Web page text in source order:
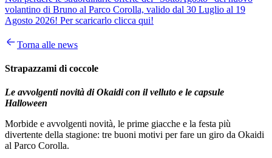
volantino di Bruno al Parco Corolla, valido dal 30 Luglio al 19
Agosto 2026! Per scaricarlo clicca qui!
Torna alle news
Strapazzami di coccole
Le avvolgenti novità di Okaidi con il velluto e le capsule
Halloween
Morbide e avvolgenti novità, le prime giacche e la festa più
divertente della stagione: tre buoni motivi per fare un giro da Okaidi
al Parco Corolla.